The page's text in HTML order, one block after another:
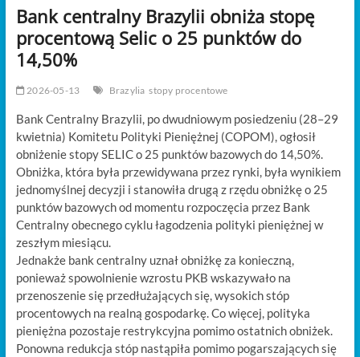
Bank centralny Brazylii obniża stopę
procentową Selic o 25 punktów do
14,50%
2026-05-13 Brazylia stopy procentowe
Bank Centralny Brazylii, po dwudniowym posiedzeniu (28–29
kwietnia) Komitetu Polityki Pieniężnej (COPOM), ogłosił
obniżenie stopy SELIC o 25 punktów bazowych do 14,50%.
Obniżka, która była przewidywana przez rynki, była wynikiem
jednomyślnej decyzji i stanowiła drugą z rzędu obniżkę o 25
punktów bazowych od momentu rozpoczęcia przez Bank
Centralny obecnego cyklu łagodzenia polityki pieniężnej w
zeszłym miesiącu.
Jednakże bank centralny uznał obniżkę za konieczną,
ponieważ spowolnienie wzrostu PKB wskazywało na
przenoszenie się przedłużających się, wysokich stóp
procentowych na realną gospodarkę. Co więcej, polityka
pieniężna pozostaje restrykcyjna pomimo ostatnich obniżek.
Ponowna redukcja stóp nastąpiła pomimo pogarszających się